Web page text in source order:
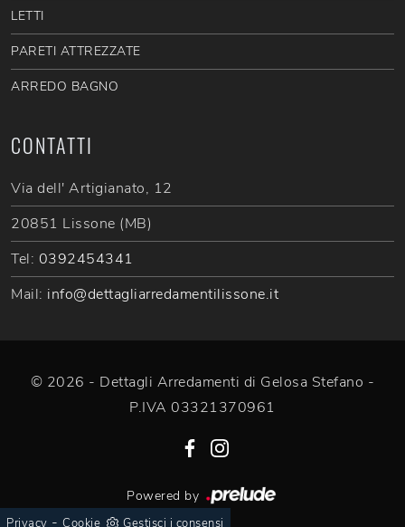
LETTI
PARETI ATTREZZATE
ARREDO BAGNO
CONTATTI
Via dell' Artigianato, 12
20851 Lissone (MB)
Tel: 0392454341
Mail: info@dettagliarredamentilissone.it
© 2026 - Dettagli Arredamenti di Gelosa Stefano -
P.IVA 03321370961
Powered by
Privacy - Cookie Gestisci i consensi